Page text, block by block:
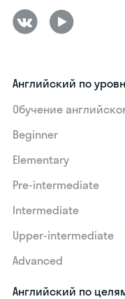
Английский по
Обучение
Beginner
Elementary
Pre-intermediate
Intermediate
Upper-intermediate
Advanced
Английский по